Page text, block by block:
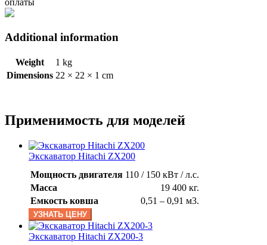
оплаты
Additional information
Weight
1 kg
Dimensions 22 × 22 × 1 cm
Применимость для моделей
Экскаватор Hitachi ZX200
Мощность двигателя 110 / 150 кВт / л.с.
Масса
19 400 кг.
Емкость ковша
0,51 – 0,91 м3.
УЗНАТЬ ЦЕНУ
Экскаватор Hitachi ZX200-3